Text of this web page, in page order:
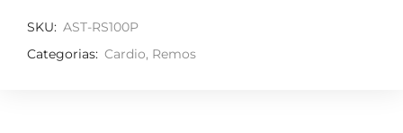
SKU: AST-RS100P
Categorias: Cardio, Remos